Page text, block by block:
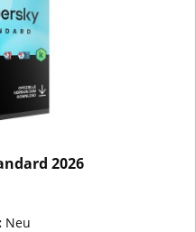
2026
Neu